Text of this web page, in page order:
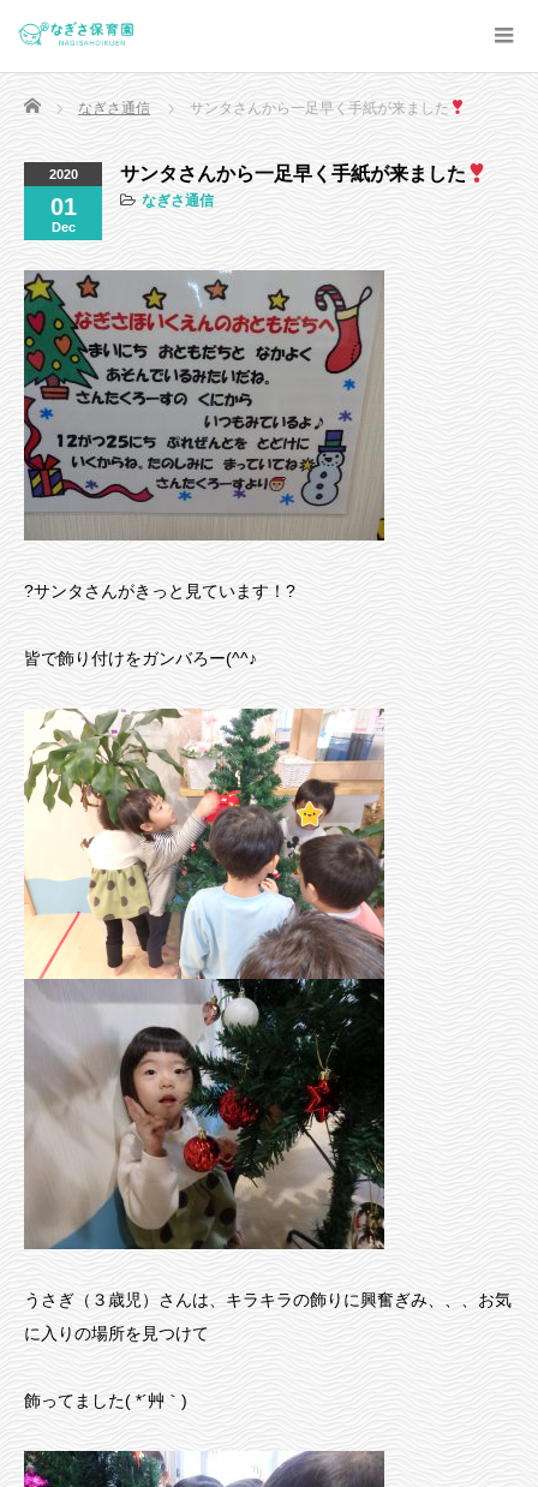
Home なぎさ通信 サンタさんから一足早く手紙が来ました
2020
01
Dec
サンタさんから一足早く手紙が来ました
なぎさ通信
?サンタさんがきっと見ています！?
皆で飾り付けをガンバろー(^^♪
うさぎ（３歳児）さんは、キラキラの飾りに興奮ぎみ、、、お気
に入りの場所を見つけて
飾ってました( *´艸｀)